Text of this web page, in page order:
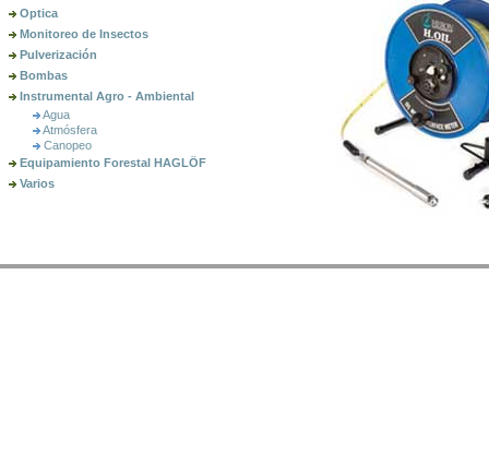
Optica
Monitoreo de Insectos
Pulverización
Bombas
Instrumental Agro - Ambiental
Agua
Atmósfera
Canopeo
Equipamiento Forestal HAGLÖF
Varios